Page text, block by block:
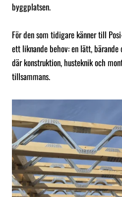
byggplatsen.
För den som tidigare känner till
ett liknande behov: en lätt,
där konstruktion, husteknik och
tillsammans.